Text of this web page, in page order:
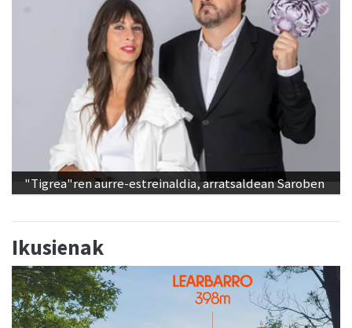
"Tigrea"ren aurre-estreinaldia, arratsaldean Saroben
Ikusienak